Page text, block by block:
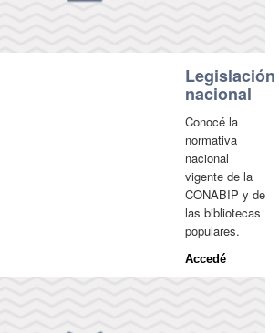
Legislación
nacional
Conocé la
normativa
nacional
vigente de la
CONABIP y de
las bibliotecas
populares.
Accedé